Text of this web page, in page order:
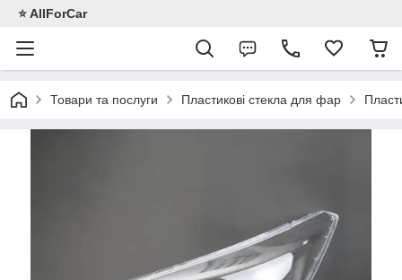
⭐️ AllForCar
Товари та послуги Пластикові стекла для фар